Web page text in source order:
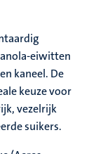
eiwitten
kaneel. De
keuze voor
vezelrijk
suikers.